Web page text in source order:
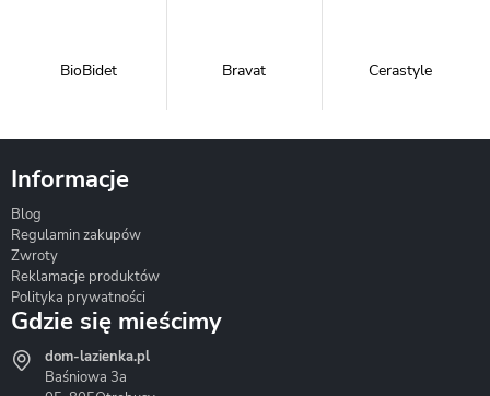
BioBidet Bravat Cerastyle
Hydrostop
Informacje
Blog
Regulamin zakupów
Zwroty
Reklamacje produktów
Polityka prywatności
Gdzie się mieścimy
dom-lazienka.pl
Baśniowa 3a